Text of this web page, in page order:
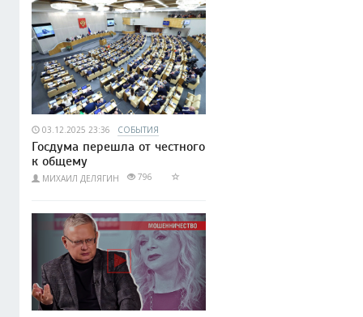
03.12.2025 23:36 СОБЫТИЯ
Госдума перешла от честного
к общему
МИХАИЛ ДЕЛЯГИН 796